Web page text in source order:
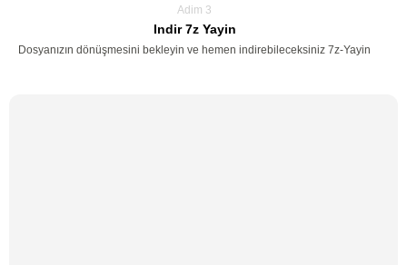
Adim 3
Indir 7z Yayin
Dosyanızın dönüşmesini bekleyin ve hemen indirebileceksiniz 7z-Yayin